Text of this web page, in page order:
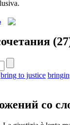
bring to justice
со